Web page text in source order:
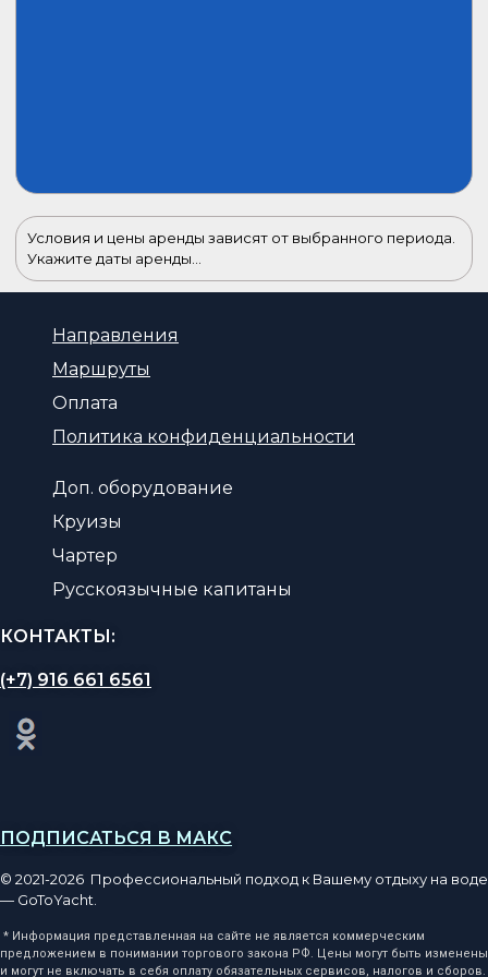
Условия и цены аренды зависят от выбранного периода.
Укажите даты аренды...
Направления
Маршруты
Оплата
Политика конфиденциальности
Доп. оборудование
Круизы
Чартер
Русскоязычные капитаны
КОНТАКТЫ:
(+7) 916 661 6561
ПОДПИСАТЬСЯ В МАКС
© 2021-2026 Профессиональный подход к Вашему отдыху на воде
— GoToYacht.
* Информация представленная на сайте не является коммерческим
предложением в понимании торгового закона РФ. Цены могут быть изменены
и могут не включать в себя оплату обязательных сервисов, налогов и сборов.